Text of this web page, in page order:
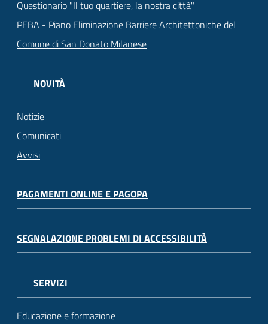
Questionario "Il tuo quartiere, la nostra città"
PEBA - Piano Eliminazione Barriere Architettoniche del
Comune di San Donato Milanese
NOVITÀ
Notizie
Comunicati
Avvisi
PAGAMENTI ONLINE E PAGOPA
SEGNALAZIONE PROBLEMI DI ACCESSIBILITÀ
SERVIZI
Educazione e formazione